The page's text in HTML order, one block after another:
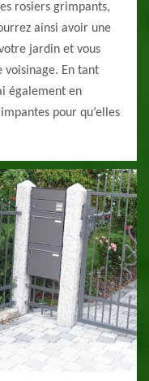
rosiers grimpants,
ainsi avoir une
jardin et vous
En tant
également en
pour qu’elles